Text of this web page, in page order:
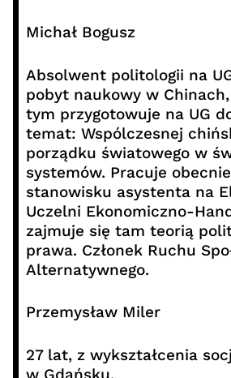
Michał Bogusz
Absolwent politologii na
pobyt naukowy w
tym przygotowuje na UG
temat: Wspólczesnej
porządku światowego w
systemów. Pracuje
stanowisku asystenta na
Uczelni Ekonomiczno-
zajmuje się tam teorią
prawa. Członek Ruchu
Alternatywnego.
Przemysław Miler
27 lat, z wykształcenia